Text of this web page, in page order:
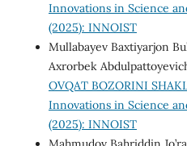
Innovations in Science
(2025): INNOIST
Mullabayev Baxtiyarjon
Axrorbek
OVQAT BOZORINI
Innovations in Science
(2025): INNOIST